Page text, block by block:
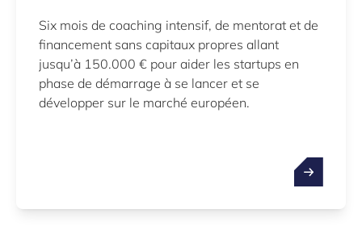
Six mois de coaching intensif, de mentorat et de
financement sans capitaux propres allant
jusqu’à 150.000 € pour aider les startups en
phase de démarrage à se lancer et se
développer sur le marché européen.